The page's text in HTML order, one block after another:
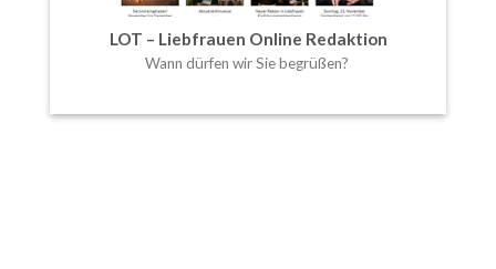
LOT – Liebfrauen Online Redaktion
Wann dürfen wir Sie begrüßen?